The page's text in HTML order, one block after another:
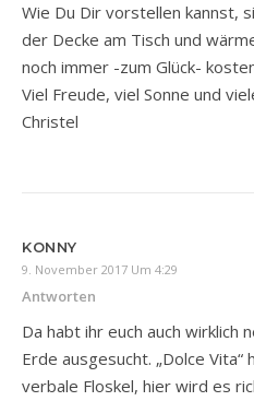
Wie Du Dir vorstellen kannst,
der Decke am Tisch und
noch immer -zum Glück-
Viel Freude, viel Sonne und
Christel
KONNY
9. November 2017 Um 4:29
Antworten
Da habt ihr euch auch wirklich
Erde ausgesucht. „Dolce
verbale Floskel, hier wird es